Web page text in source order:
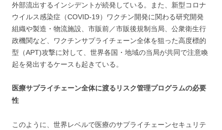
外部流出するインシデントが続発している。また、新型コロナ
ウイルス感染症（COVID-19）ワクチン開発に関わる研究開発
組織や製造・物流施設、市販前／市販後規制当局、公衆衛生行
政機関など、ワクチンサプライチェーン全体を狙った高度標的
型（APT)攻撃に対して、世界各国・地域の当局が共同で注意喚
起を発出するケースも起きている。
医療サプライチェーン全体に渡るリスク管理プログラムの必要
性
このように、世界レベルで医療のサプライチェーンセキュリテ